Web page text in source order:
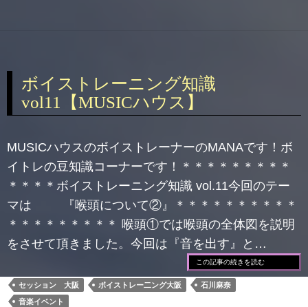
ボイストレーニング知識
vol11【MUSICハウス】
MUSICハウスのボイストレーナーのMANAです！ボ
イトレの豆知識コーナーです！＊＊＊＊＊＊＊＊＊
＊＊＊＊ボイストレーニング知識 vol.11今回のテー
マは 『喉頭について②』＊＊＊＊＊＊＊＊＊＊
＊＊＊＊＊＊＊＊＊ 喉頭①では喉頭の全体図を説明
をさせて頂きました。今回は『音を出す』と…
この記事の続きを読む
セッション 大阪 ボイストレー二ング大阪
石川麻奈
音楽イベント